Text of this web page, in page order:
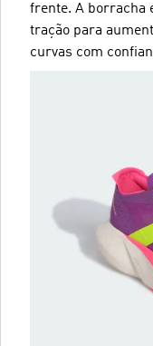
frente. A borracha
tração para
curvas com